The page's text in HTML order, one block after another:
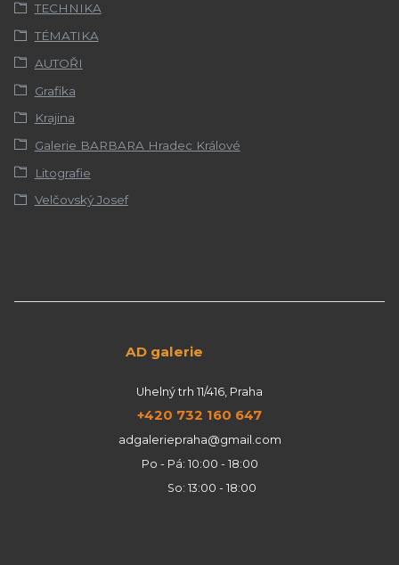
TECHNIKA
TÉMATIKA
AUTOŘI
Grafika
Krajina
Galerie BARBARA Hradec Králové
Litografie
Velčovský Josef
AD galerie
Uhelný trh 11/416, Praha
+420 732 160 647
adgaleriepraha@gmail.com
Po - Pá: 10:00 - 18:00
So: 13:00 - 18:00